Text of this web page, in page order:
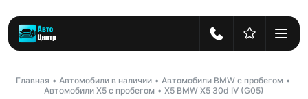
Главная Автомобили в наличии
Автомобили BMW с пробегом
Автомобили X5 с пробегом
X5 BMW X5 30d IV (G05)